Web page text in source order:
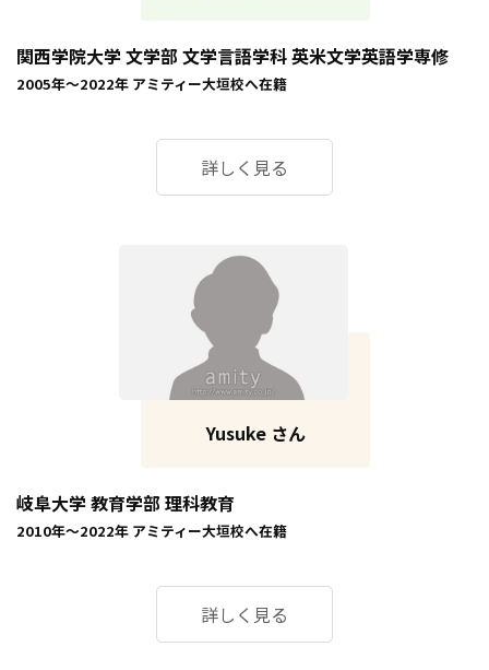
関西学院大学 文学部 文学言語学科 英米文学英語学専修
2005年～2022年 アミティー大垣校へ在籍
詳しく見る
Yusuke さん
岐阜大学 教育学部 理科教育
2010年～2022年 アミティー大垣校へ在籍
詳しく見る